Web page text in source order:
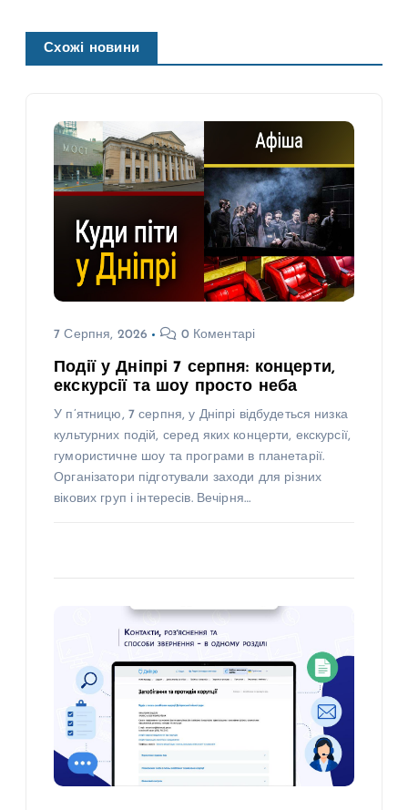
Схожі новини
7 Серпня, 2026 0 Коментарі
Події у Дніпрі 7 серпня: концерти,
екскурсії та шоу просто неба
У п’ятницю, 7 серпня, у Дніпрі відбудеться низка
культурних подій, серед яких концерти, екскурсії,
гумористичне шоу та програми в планетарії.
Організатори підготували заходи для різних
вікових груп і інтересів. Вечірня…